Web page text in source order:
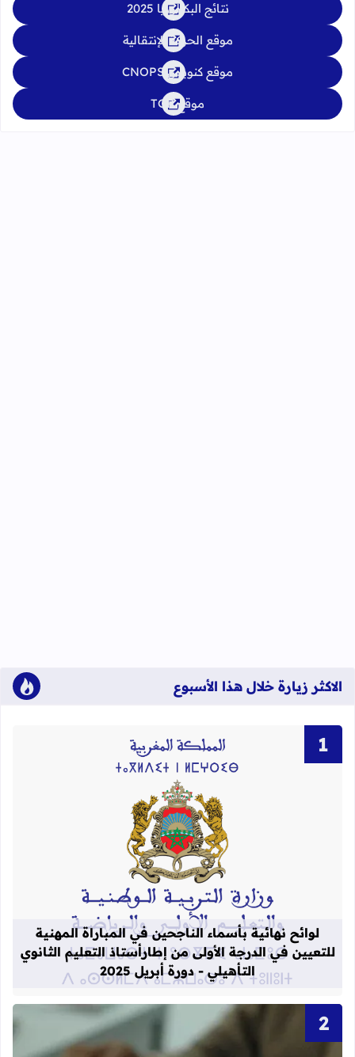
نتائج البكالوريا 2025
موقع الحركة الإنتقالية
موقع كنوبس CNOPS
موقع TGR
الاكثر زيارة خلال هذا الأسبوع
قراءة المزيد عن لوائح نهائية بأسماء
لوائح نهائية بأسماء الناجحين في المباراة المهنية
للتعيين في الدرجة الأولى من إطارأستاذ التعليم الثانوي
التأهيلي - دورة أبريل 2025